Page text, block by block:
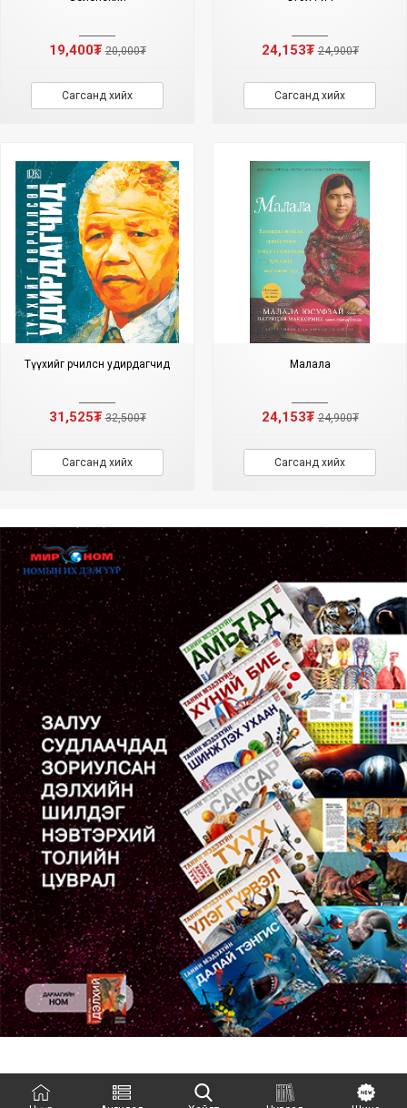
19,400₮20,000₮
Сагсанд хийх
24,153₮24,900₮
Сагсанд хийх
Түүхийг өөрчилсөн удирдагчид
31,525₮32,500₮
Сагсанд хийх
Малала
24,153₮24,900₮
Сагсанд хийх